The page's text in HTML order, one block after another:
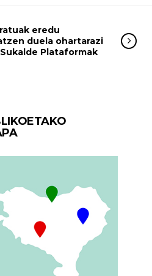
eredu
duela ohartarazi
Plataformak